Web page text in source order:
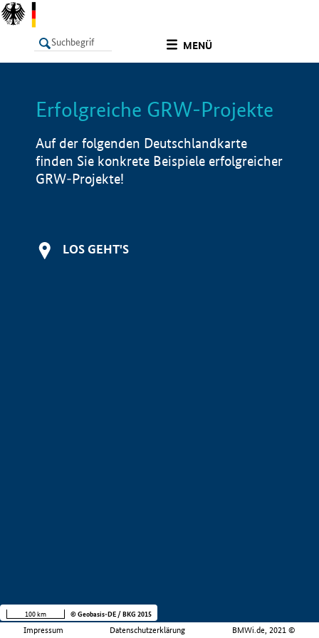
MENÜ
LISTE Info
Erfolgreiche GRW-Projekte
Auf der folgenden Deutschlandkarte
finden Sie konkrete Beispiele erfolgreicher
GRW-Projekte!
LOS GEHT'S
Impressum Datenschutzerklärung BMWi.de, 2021 ©
100 km © Geobasis-DE / BKG 2015